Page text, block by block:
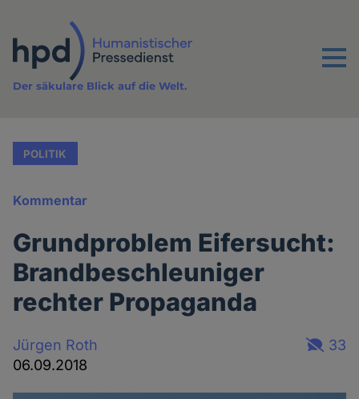
Inhalt
Menu
Der säkulare Blick auf die Welt.
POLITIK
Kommentar
Grundproblem Eifersucht:
Brandbeschleuniger
rechter Propaganda
Jürgen Roth
06.09.2018
33